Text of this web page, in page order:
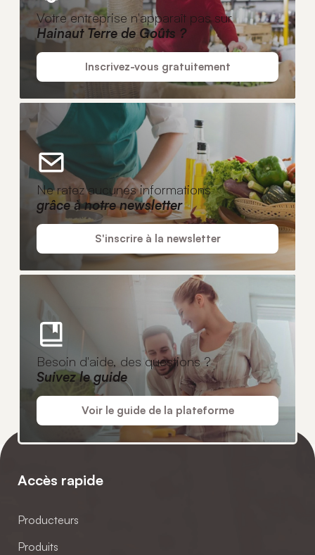
Votre entreprise n'apparaît pas sur
Hainaut Terre de Goûts ?
Inscrivez-vous gratuitement
Ne ratez aucunes informations
grâce à notre newsletter
S'inscrire à la newsletter
Besoin d'aide, des questions ?
Suivez le guide
Voir le guide de la plateforme
Accès rapide
Producteurs
Produits